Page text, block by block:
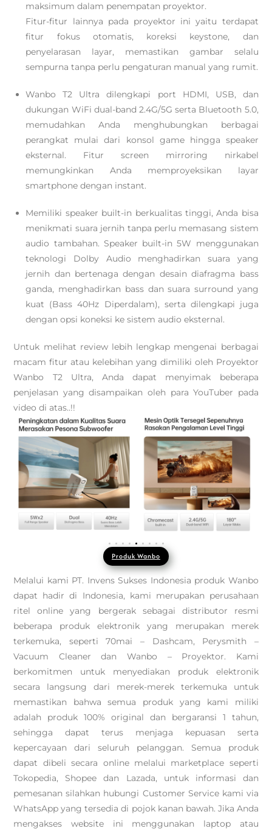
maksimum dalam penempatan proyektor.
Fitur-fitur lainnya pada proyektor ini yaitu terdapat
fitur fokus otomatis, koreksi keystone, dan
penyelarasan layar, memastikan gambar selalu
sempurna tanpa perlu pengaturan manual yang rumit.
Wanbo T2 Ultra dilengkapi port HDMI, USB, dan
dukungan WiFi dual-band 2.4G/5G serta Bluetooth 5.0,
memudahkan Anda menghubungkan berbagai
perangkat mulai dari konsol game hingga speaker
eksternal. Fitur screen mirroring nirkabel
memungkinkan Anda memproyeksikan layar
smartphone dengan instant.
Memiliki speaker built-in berkualitas tinggi, Anda bisa
menikmati suara jernih tanpa perlu memasang sistem
audio tambahan. Speaker built-in 5W menggunakan
teknologi Dolby Audio menghadirkan suara yang
jernih dan bertenaga dengan desain diafragma bass
ganda, menghadirkan bass dan suara surround yang
kuat (Bass 40Hz Diperdalam), serta dilengkapi juga
dengan opsi koneksi ke sistem audio eksternal.
Untuk melihat review lebih lengkap mengenai berbagai
macam fitur atau kelebihan yang dimiliki oleh Proyektor
Wanbo T2 Ultra, Anda dapat menyimak beberapa
penjelasan yang disampaikan oleh para YouTuber pada
video di atas..!!
Produk Wanbo
Melalui kami PT. Invens Sukses Indonesia produk Wanbo
dapat hadir di Indonesia, kami merupakan perusahaan
ritel online yang bergerak sebagai distributor resmi
beberapa produk elektronik yang merupakan merek
terkemuka, seperti 70mai – Dashcam, Perysmith –
Vacuum Cleaner dan Wanbo – Proyektor. Kami
berkomitmen untuk menyediakan produk elektronik
secara langsung dari merek-merek terkemuka untuk
memastikan bahwa semua produk yang kami miliki
adalah produk 100% original dan bergaransi 1 tahun,
sehingga dapat terus menjaga kepuasan serta
kepercayaan dari seluruh pelanggan. Semua produk
dapat dibeli secara online melalui marketplace seperti
Tokopedia, Shopee dan Lazada, untuk informasi dan
pemesanan silahkan hubungi Customer Service kami via
WhatsApp yang tersedia di pojok kanan bawah. Jika Anda
mengakses website ini menggunakan laptop atau